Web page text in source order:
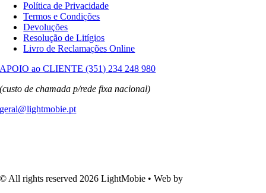
Política de Privacidade
Termos e Condições
Devoluções
Resolução de Litígios
Livro de Reclamações Online
APOIO ao CLIENTE (351) 234 248 980
(custo de chamada p/rede fixa nacional)
geral@lightmobie.pt
© All rights reserved2026 LightMobie • Web by